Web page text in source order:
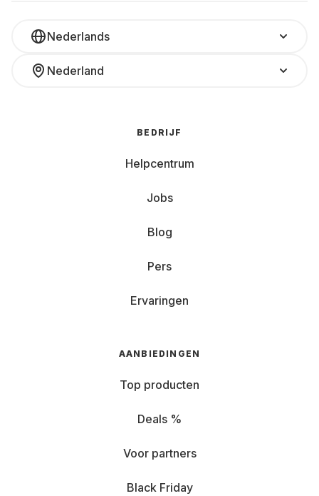
Nederlands
Nederland
BEDRIJF
Helpcentrum
Jobs
Blog
Pers
Ervaringen
AANBIEDINGEN
Top producten
Deals %
Voor partners
Black Friday